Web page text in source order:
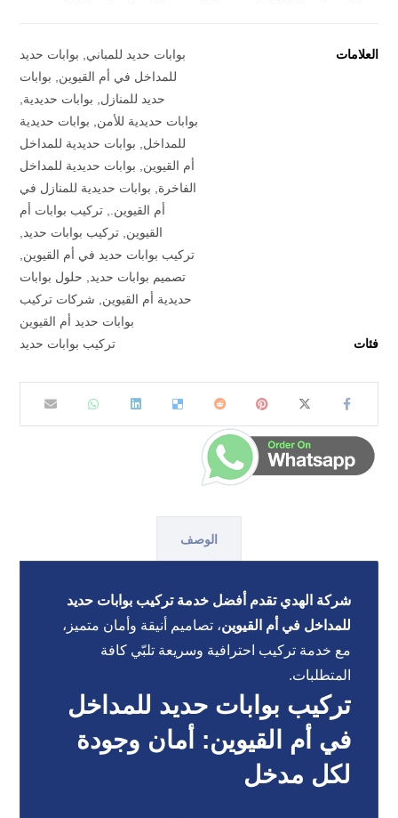
العلامات بوابات حديد للمباني
بوابات حديد
للمداخل في أم القيوين
بوابات
حديد للمنازل
بوابات حديدية
بوابات حديدية للأمن
بوابات حديدية
للمداخل
بوابات حديدية للمداخل
أم القيوين
بوابات حديدية للمداخل
الفاخرة
بوابات حديدية للمنازل في
أم القيوين.
تركيب بوابات أم
القيوين تركيب بوابات حديد
تركيب بوابات حديد في أم القيوين
تصميم بوابات حديد
حلول بوابات
حديدية أم القيوين
شركات تركيب
بوابات حديد أم القيوين
فئات
تركيب بوابات حديد
الوصف
شركة الهدي تقدم أفضل خدمة تركيب بوابات حديد
للمداخل في أم القيوين، تصاميم أنيقة وأمان متميز،
مع خدمة تركيب احترافية وسريعة تلبّي كافة
المتطلبات.
تركيب بوابات حديد للمداخل
في أم القيوين: أمان وجودة
لكل مدخل